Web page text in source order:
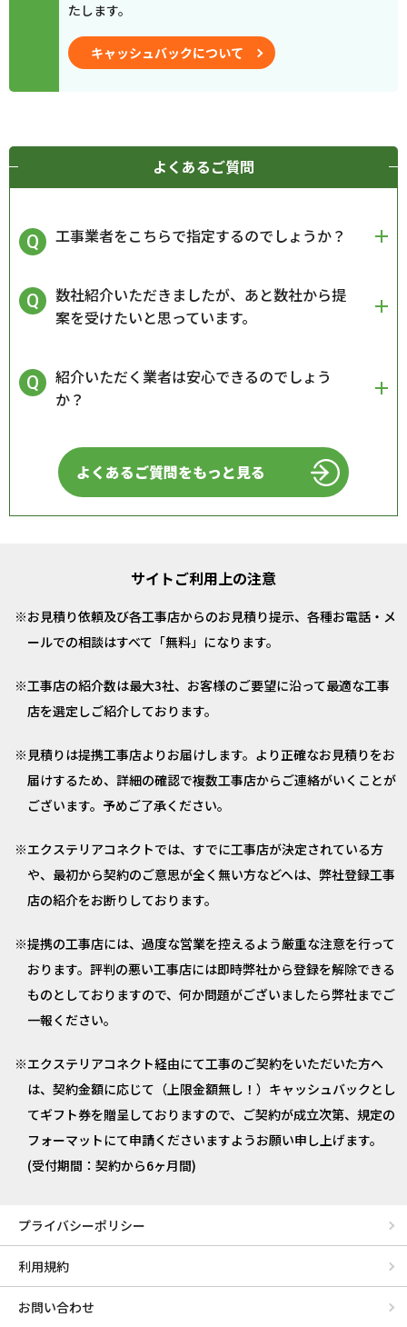
たします。
キャッシュバックについて
よくあるご質問
工事業者をこちらで指定するのでしょうか？
数社紹介いただきましたが、あと数社から提
案を受けたいと思っています。
紹介いただく業者は安心できるのでしょう
か？
よくあるご質問をもっと見る
サイトご利用上の注意
お見積り依頼及び各工事店からのお見積り提示、各種お電話・メ
ールでの相談はすべて「無料」になります。
工事店の紹介数は最大3社、お客様のご要望に沿って最適な工事
店を選定しご紹介しております。
見積りは提携工事店よりお届けします。より正確なお見積りをお
届けするため、詳細の確認で複数工事店からご連絡がいくことが
ございます。予めご了承ください。
エクステリアコネクトでは、すでに工事店が決定されている方
や、最初から契約のご意思が全く無い方などへは、弊社登録工事
店の紹介をお断りしております。
提携の工事店には、過度な営業を控えるよう厳重な注意を行って
おります。評判の悪い工事店には即時弊社から登録を解除できる
ものとしておりますので、何か問題がございましたら弊社までご
一報ください。
エクステリアコネクト経由にて工事のご契約をいただいた方へ
は、契約金額に応じて（上限金額無し！）キャッシュバックとし
てギフト券を贈呈しておりますので、ご契約が成立次第、規定の
フォーマットにて申請くださいますようお願い申し上げます。
(受付期間：契約から6ヶ月間)
プライバシーポリシー
利用規約
お問い合わせ